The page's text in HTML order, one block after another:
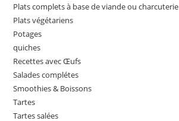
Plats complets à base de viande ou charcuterie
Plats végétariens
Potages
quiches
Recettes avec Œufs
Salades complétes
Smoothies & Boissons
Tartes
Tartes salées